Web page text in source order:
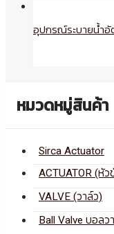
อุปกรณ์ระบายน้ำอั
หมวดหมู่สินค้า
Sirca Actuator
ACTUATOR (หัว
VALVE (วาล์ว)
Ball Valve บอลว